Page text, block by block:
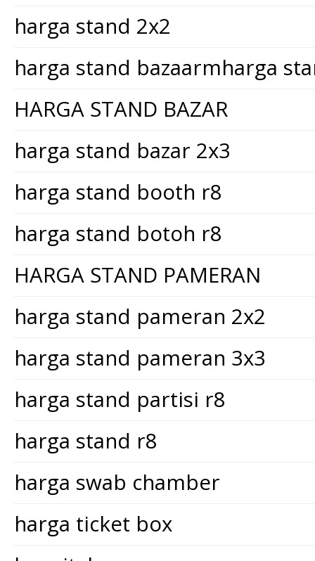
harga stand 2x2
harga stand bazaarmharga
HARGA STAND BAZAR
harga stand bazar 2x3
harga stand booth r8
harga stand botoh r8
HARGA STAND PAMERAN
harga stand pameran 2x2
harga stand pameran 3x3
harga stand partisi r8
harga stand r8
harga swab chamber
harga ticket box